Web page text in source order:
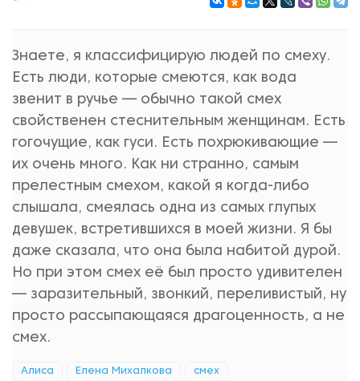
Знаете, я классифицирую людей по смеху.
Есть люди, которые смеются, как вода
звенит в ручье — обычно такой смех
свойственен стеснительным женщинам. Есть
гогочущие, как гуси. Есть похрюкивающие —
их очень много. Как ни странно, самым
прелестным смехом, какой я когда-либо
слышала, смеялась одна из самых глупых
девушек, встретившихся в моей жизни. Я бы
даже сказала, что она была набитой дурой.
Но при этом смех её был просто удивителен
— заразительный, звонкий, переливистый, ну
просто рассыпающаяся драгоценность, а не
смех.
Алиса Елена Михалкова смех